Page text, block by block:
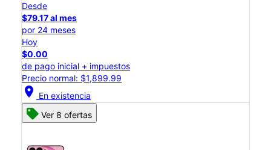
Desde
$79.17 al mes
por 24 meses
Hoy
$0.00
de pago inicial + impuestos
Precio normal: $1,899.99
location_on En existencia
Ver 8 ofertas